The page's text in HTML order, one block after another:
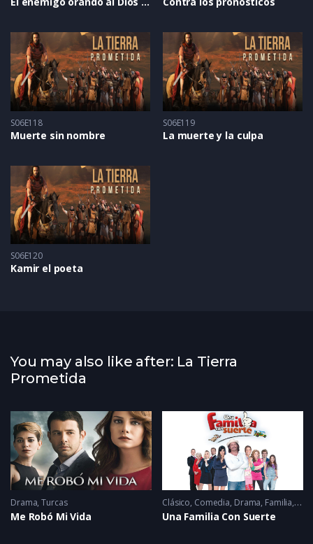
S06E118
Muerte sin nombre
S06E119
La muerte y la culpa
S06E120
Kamir el poeta
You may also like after: La Tierra
Prometida
Drama,Turcas
Me Robó Mi Vida
Clásico, Comedia, Drama, Familia,
Una Familia Con Suerte